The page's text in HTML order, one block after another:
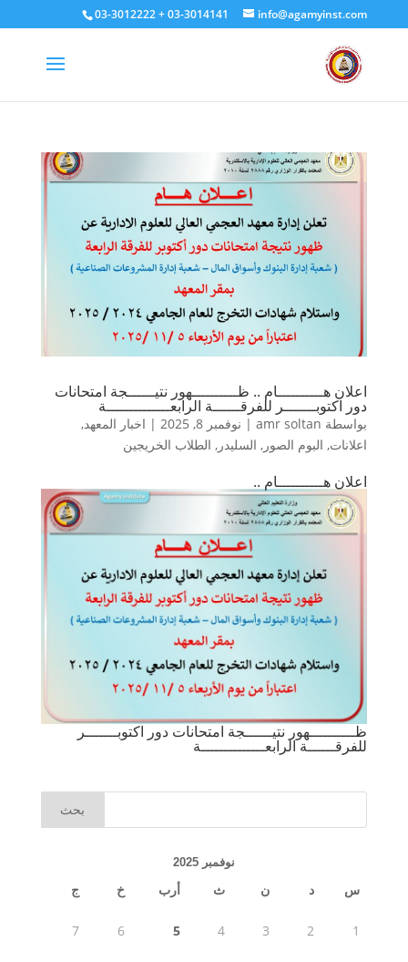
03-3012222 + 03-3014141 info@agamyinst.com
اعلان هــــــــــام .. ظــــــــــهور نتيــــــجة امتحانات
دور اكتوبـــــــر للفرقــــــة الرابعــــــــــــــة
بواسطة amr soltan
| نوفمبر 8, 2025 | اخبار المعهد,
اعلانات, البوم الصور , السليدر , الطلاب الخريجين
اعلان هــــــــــام ..
ظــــــــــهور نتيــــــجة امتحانات دور اكتوبـــــــر
للفرقــــــة الرابعــــــــــــــة
نوفمبر 2025
س د ن ث أرب خ ج
1
2
3
4
5
6
7